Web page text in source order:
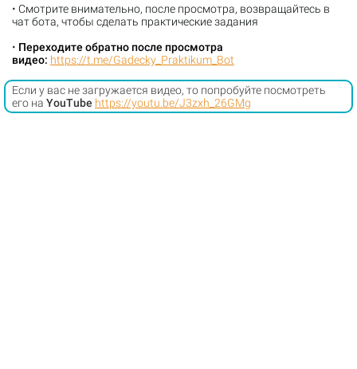
• Смотрите внимательно, после просмотра, возвращайтесь в
чат бота, чтобы сделать практические задания
• Переходите обратно после просмотра
видео: https://t.me/Gadecky_Praktikum_Bot
Если у вас не загружается видео, то попробуйте посмотреть
его на YouTube https://youtu.be/J3zxh_26GMg